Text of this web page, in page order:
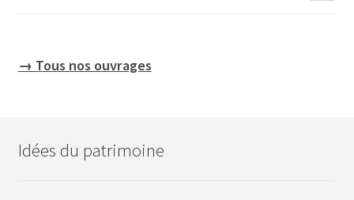
→ Tous nos ouvrages
Idées du patrimoine